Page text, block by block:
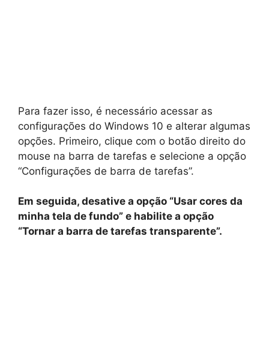
Para fazer isso, é necessário acessar as
configurações do Windows 10 e alterar algumas
opções. Primeiro, clique com o botão direito do
mouse na barra de tarefas e selecione a opção
“Configurações de barra de tarefas”.
Em seguida, desative a opção “Usar cores da
minha tela de fundo” e habilite a opção
“Tornar a barra de tarefas transparente”.